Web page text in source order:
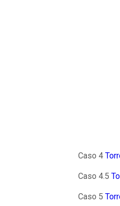
Caso 4
Caso 4.5
Caso 5